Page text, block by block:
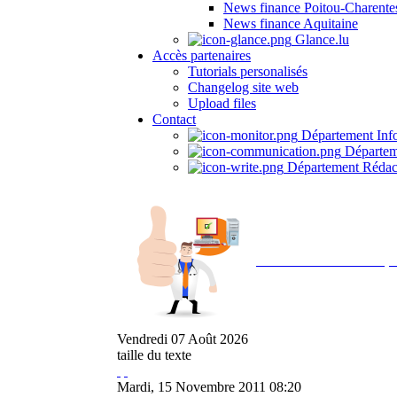
News finance Poitou-
News finance Aquitaine
Glance.lu
Accès partenaires
Tutorials personalisés
Changelog site web
Upload files
Contact
Département
Département
Vendredi 07 Août 2026
taille du texte
Mardi, 15 Novembre 2011 08:20